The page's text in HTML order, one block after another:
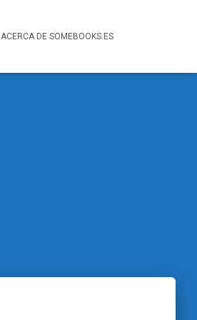
ACERCA DE SOMEBOOKS.ES